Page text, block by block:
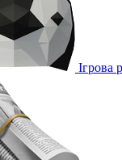
Ігрова